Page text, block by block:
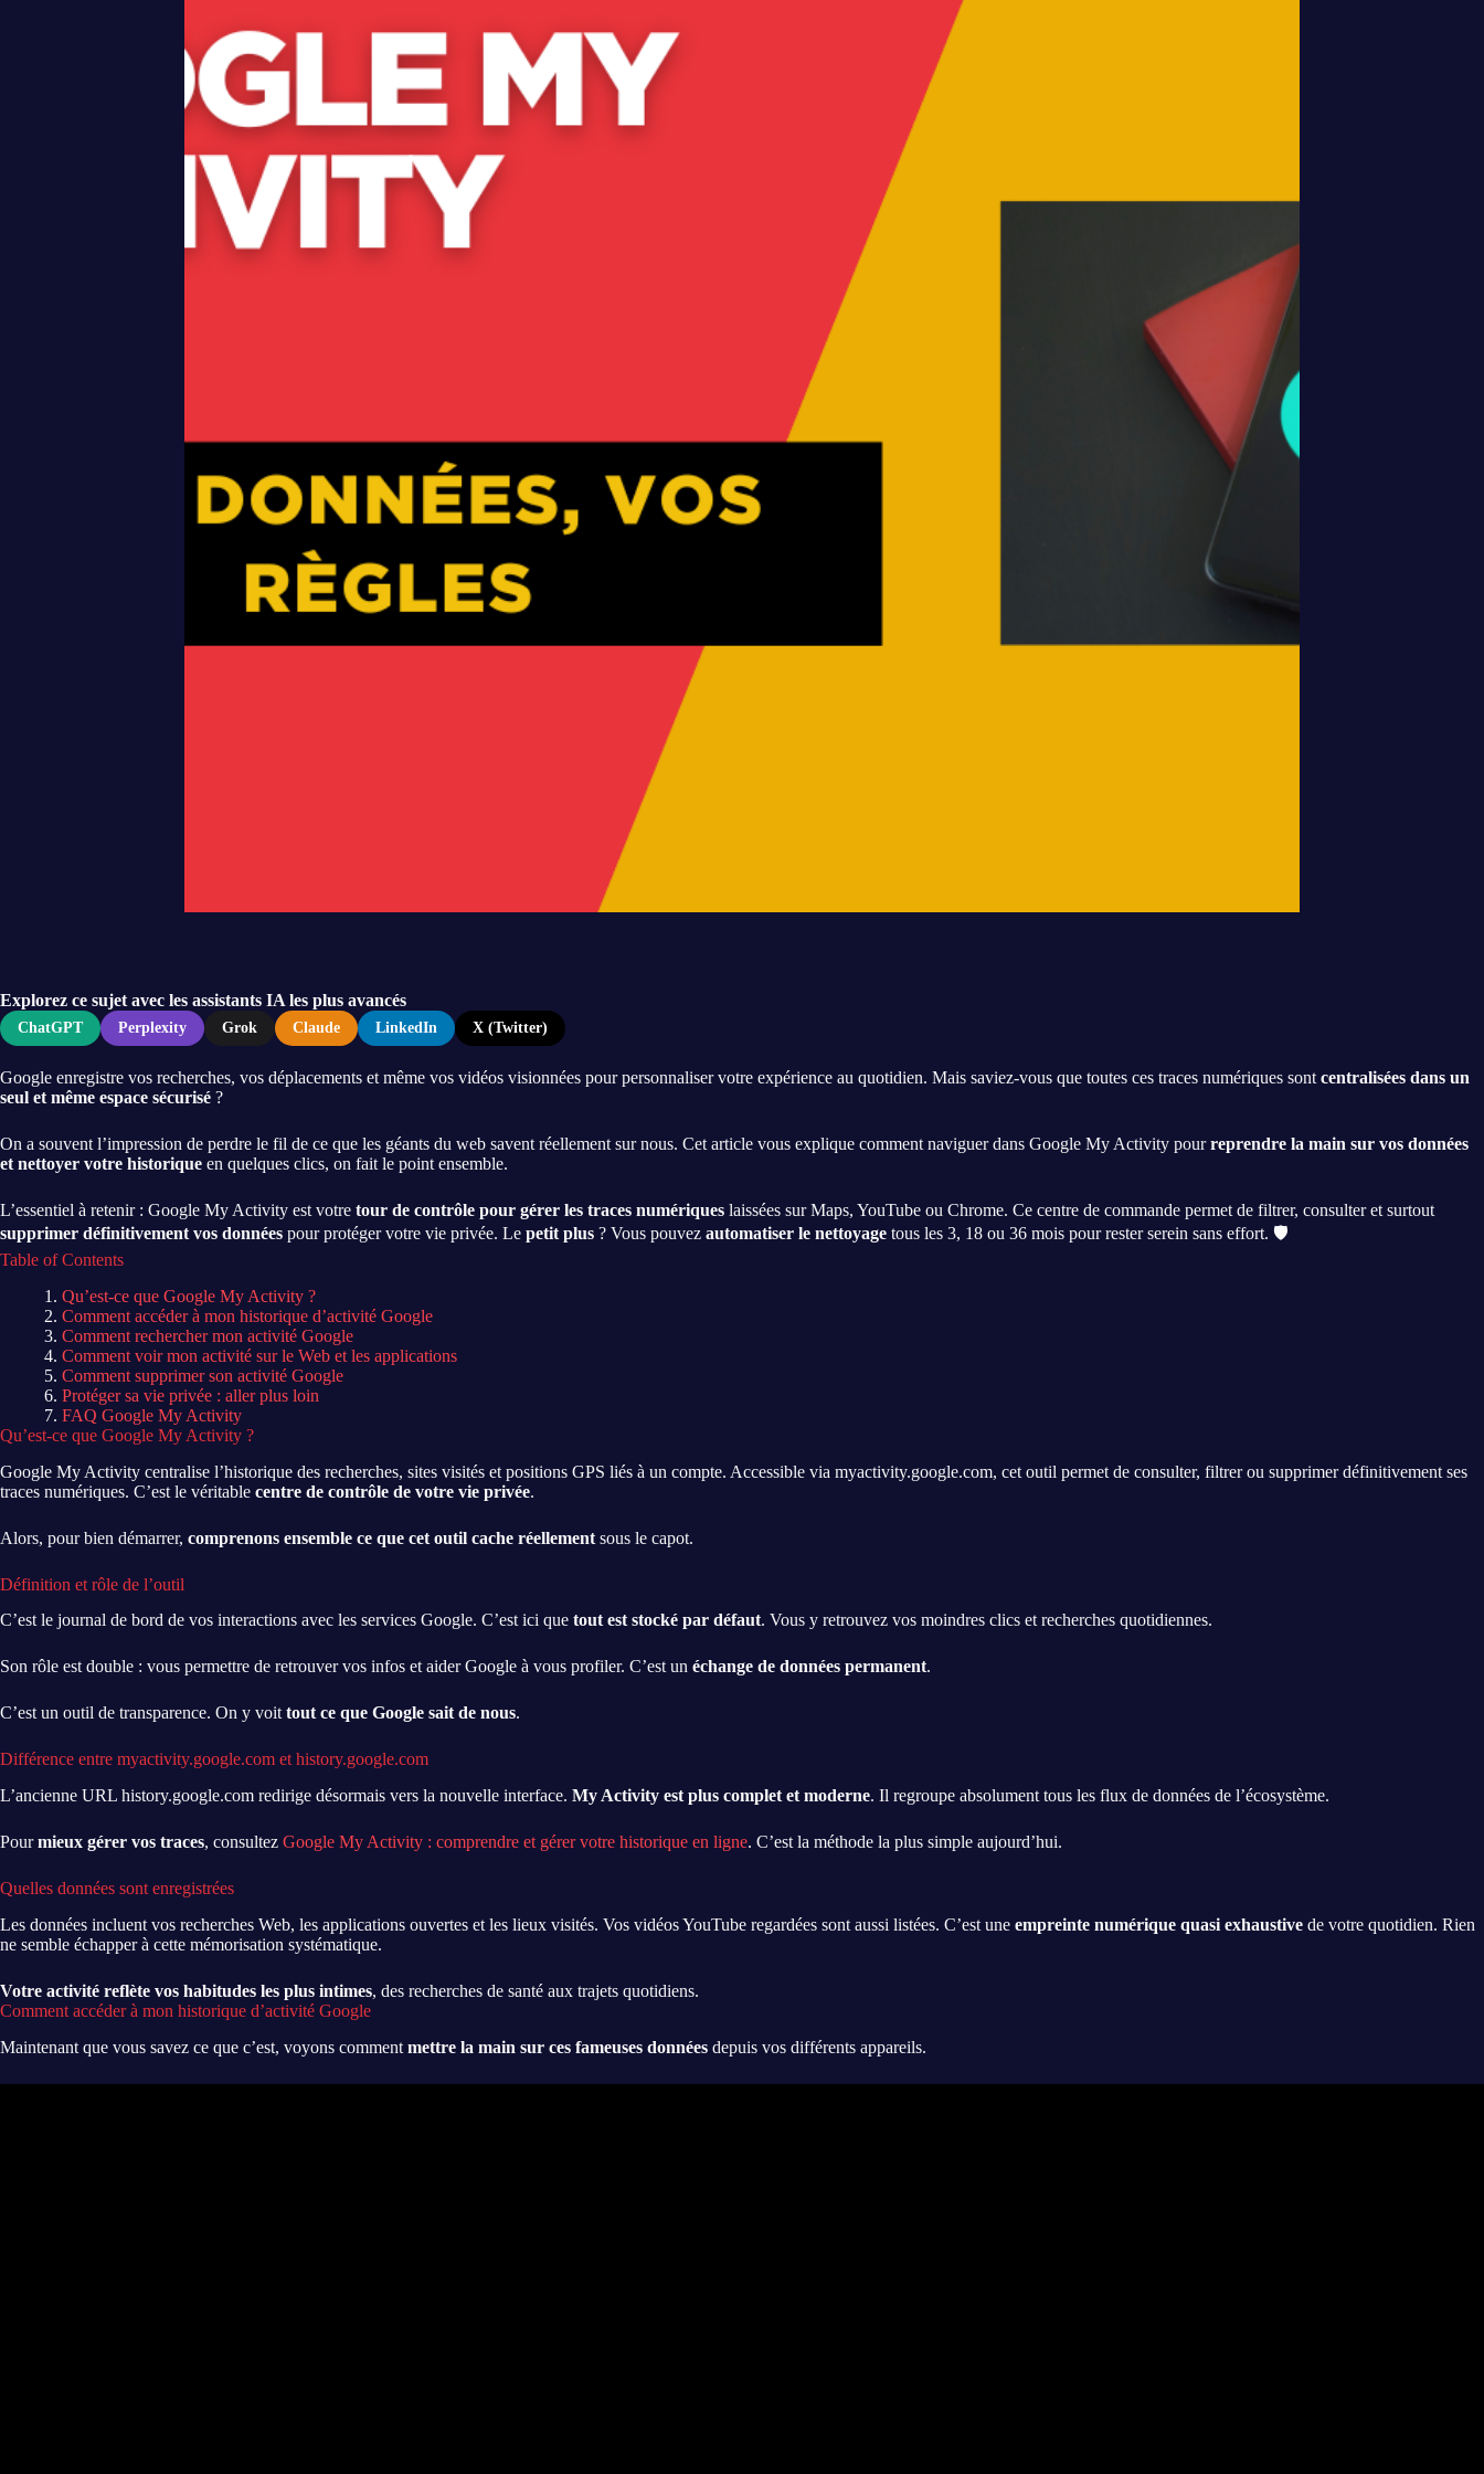
Explorez ce sujet avec les assistants IA les plus avancés
ChatGPT Perplexity Grok Claude LinkedIn X (Twitter)
Google enregistre vos recherches, vos déplacements et même vos vidéos visionnées pour personnaliser votre expérience au quotidien. Mais saviez-vous que toutes ces traces numériques sont centralisées dans un
seul et même espace sécurisé ?
On a souvent l’impression de perdre le fil de ce que les géants du web savent réellement sur nous. Cet article vous explique comment naviguer dans Google My Activity pourreprendre la main sur vos données
et nettoyer votre historique en quelques clics, on fait le point ensemble.
L’essentiel à retenir : Google My Activity est votre tour de contrôle pour gérer les traces numériques laissées sur Maps, YouTube ou Chrome. Ce centre de commande permet de filtrer, consulter et surtout
supprimer définitivement vos données pour protéger votre vie privée. Le petit plus ? Vous pouvez automatiser le nettoyage tous les 3, 18 ou 36 mois pour rester serein sans effort. 🛡️
Table of Contents
Qu’est-ce que Google My Activity ?
Comment accéder à mon historique d’activité Google
Comment rechercher mon activité Google
Comment voir mon activité sur le Web et les applications
Comment supprimer son activité Google
Protéger sa vie privée : aller plus loin
FAQ Google My Activity
Qu’est-ce que Google My Activity ?
Google My Activity centralise l’historique des recherches, sites visités et positions GPS liés à un compte. Accessible via myactivity.google.com, cet outil permet de consulter, filtrer ou supprimer définitivement ses
traces numériques. C’est le véritable centre de contrôle de votre vie privée.
Alors, pour bien démarrer, comprenons ensemble ce que cet outil cache réellement sous le capot.
Définition et rôle de l’outil
C’est le journal de bord de vos interactions avec les services Google. C’est ici que tout est stocké par défaut. Vous y retrouvez vos moindres clics et recherches quotidiennes.
Son rôle est double : vous permettre de retrouver vos infos et aider Google à vous profiler. C’est un échange de données permanent.
C’est un outil de transparence. On y voit tout ce que Google sait de nous.
Différence entre myactivity.google.com et history.google.com
L’ancienne URL history.google.com redirige désormais vers la nouvelle interface. My Activity est plus complet et moderne. Il regroupe absolument tous les flux de données de l’écosystème.
Pourmieux gérer vos traces, consultez Google My Activity : comprendre et gérer votre historique en ligne. C’est la méthode la plus simple aujourd’hui.
Quelles données sont enregistrées
Les données incluent vos recherches Web, les applications ouvertes et les lieux visités. Vos vidéos YouTube regardées sont aussi listées. C’est une empreinte numérique quasi exhaustive de votre quotidien. Rien
ne semble échapper à cette mémorisation systématique.
Votre activité reflète vos habitudes les plus intimes, des recherches de santé aux trajets quotidiens.
Comment accéder à mon historique d’activité Google
Maintenant que vous savez ce que c’est, voyons comment mettre la main sur ces fameuses données depuis vos différents appareils.